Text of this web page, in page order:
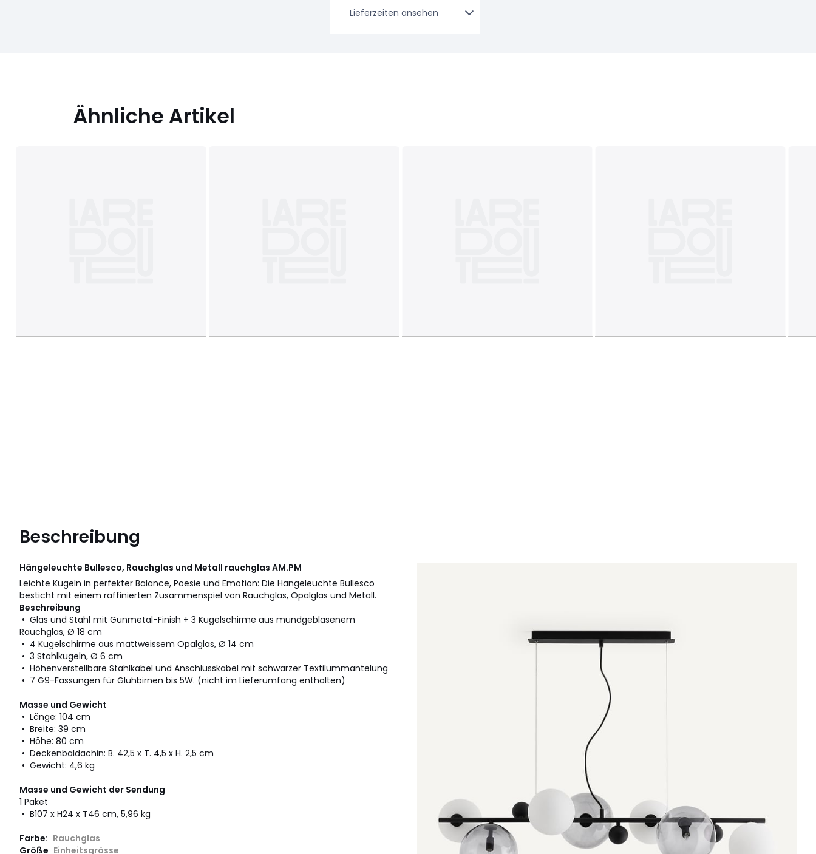
Lieferzeiten ansehen
Ähnliche Artikel
Beschreibung
Hängeleuchte Bullesco, Rauchglas und Metall rauchglas AM.PM
Leichte Kugeln in perfekter Balance, Poesie und Emotion: Die Hängeleuchte Bullesco
besticht mit einem raffinierten Zusammenspiel von Rauchglas, Opalglas und Metall.
Beschreibung
• Glas und Stahl mit Gunmetal-Finish + 3 Kugelschirme aus mundgeblasenem
Rauchglas, Ø 18 cm
• 4 Kugelschirme aus mattweissem Opalglas, Ø 14 cm
• 3 Stahlkugeln, Ø 6 cm
• Höhenverstellbare Stahlkabel und Anschlusskabel mit schwarzer Textilummantelung
• 7 G9-Fassungen für Glühbirnen bis 5W. (nicht im Lieferumfang enthalten)
Masse und Gewicht
• Länge: 104 cm
• Breite: 39 cm
• Höhe: 80 cm
• Deckenbaldachin: B. 42,5 x T. 4,5 x H. 2,5 cm
• Gewicht: 4,6 kg
Masse und Gewicht der Sendung
1 Paket
• B107 x H24 x T46 cm, 5,96 kg
Farbe: Rauchglas
Größe Einheitsgrösse